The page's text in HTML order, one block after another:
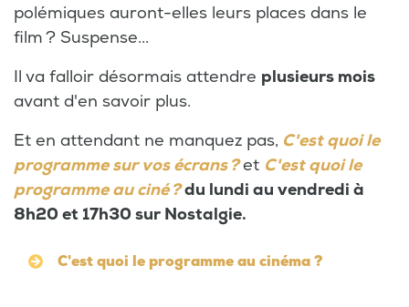
polémiques auront-elles leurs places dans le
film ? Suspense...
Il va falloir désormais attendre plusieurs mois
avant d'en savoir plus.
Et en attendant ne manquez pas, C'est quoi le
programme sur vos écrans ?et C'est quoi le
programme au ciné ?du lundi au vendredi à
8h20 et 17h30 sur Nostalgie.
C'est quoi le programme au cinéma ?